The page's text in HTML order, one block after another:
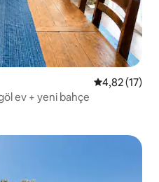
5 üzerinden
4,82 (17)
ev + yeni bahçe